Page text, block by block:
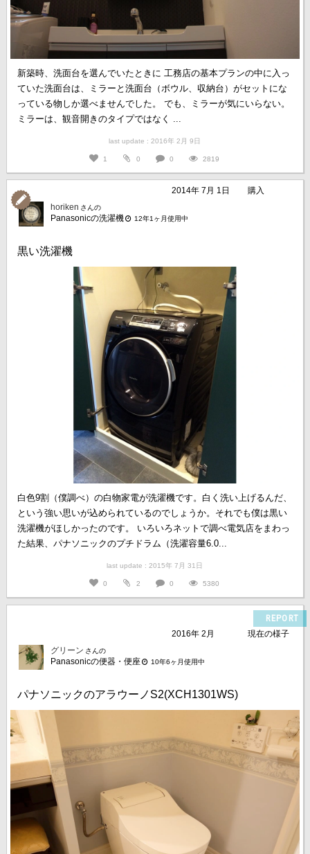
新築時、洗面台を選んでいたときに 工務店の基本プランの中に入っ
ていた洗面台は、ミラーと洗面台（ボウル、収納台）がセットにな
っている物しか選べませんでした。 でも、ミラーが気にいらない。
ミラーは、観音開きのタイプではなく ...
last update : 2016年 2月 9日
1 0 0 2819
2014年 7月 1日
購入
horiken さんの
Panasonicの洗濯機 12年1ヶ月使用中
黒い洗濯機
白色9割（僕調べ）の白物家電が洗濯機です。白く洗い上げるんだ、
という強い思いが込められているのでしょうか。それでも僕は黒い
洗濯機がほしかったのです。 いろいろネットで調べ電気店をまわっ
た結果、パナソニックのプチドラム（洗濯容量6.0...
last update : 2015年 7月 31日
0 2 0 5380
REPORT
2016年 2月
現在の様子
グリーン さんの
Panasonicの便器・便座 10年6ヶ月使用中
パナソニックのアラウーノS2(XCH1301WS)